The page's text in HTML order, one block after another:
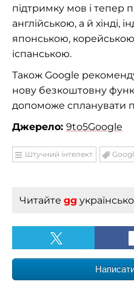
підтримку мов і
англійською, а й хінді,
японською,
іспанською.
Також Google
нову безкоштовну
допоможе спланувати
Джерело: 9to5Google
Штучний інтелект
Читайте gg